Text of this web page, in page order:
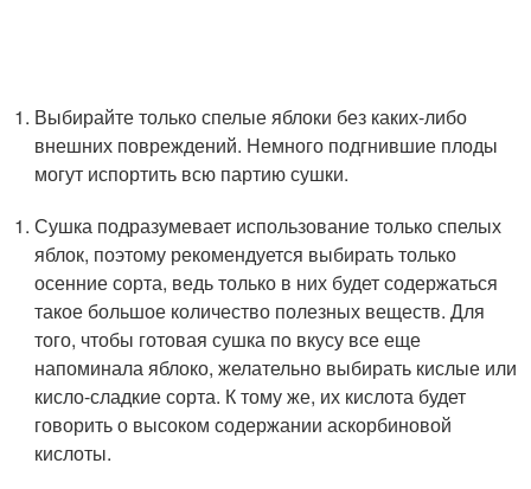
Выбирайте только спелые яблоки без каких-либо
внешних повреждений. Немного подгнившие плоды
могут испортить всю партию сушки.
Сушка подразумевает использование только спелых
яблок, поэтому рекомендуется выбирать только
осенние сорта, ведь только в них будет содержаться
такое большое количество полезных веществ. Для
того, чтобы готовая сушка по вкусу все еще
напоминала яблоко, желательно выбирать кислые или
кисло-сладкие сорта. К тому же, их кислота будет
говорить о высоком содержании аскорбиновой
кислоты.